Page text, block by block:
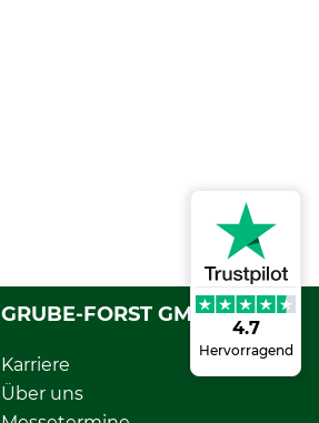
4.7
Hervorragend
GRUBE-FORST GMBH
Karriere
Über uns